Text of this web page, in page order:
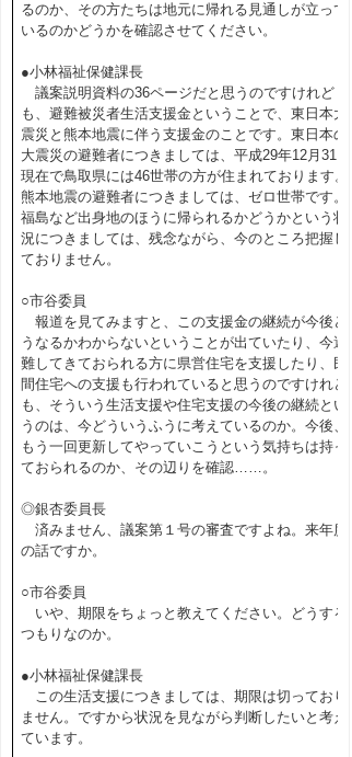
るのか、その方たちは地元に帰れる見通しが立って
いるのかどうかを確認させてください。
●小林福祉保健課長
議案説明資料の36ページだと思うのですけれど
も、避難被災者生活支援金ということで、東日本大
震災と熊本地震に伴う支援金のことです。東日本の
大震災の避難者につきましては、平成29年12月31日
現在で鳥取県には46世帯の方が住まれております。
熊本地震の避難者につきましては、ゼロ世帯です。
福島など出身地のほうに帰られるかどうかという状
況につきましては、残念ながら、今のところ把握し
ておりません。
○市谷委員
報道を見てみますと、この支援金の継続が今後ど
うなるかわからないということが出ていたり、今避
難してきておられる方に県営住宅を支援したり、民
間住宅への支援も行われていると思うのですけれど
も、そういう生活支援や住宅支援の今後の継続とい
うのは、今どういうふうに考えているのか。今後、
もう一回更新してやっていこうという気持ちは持っ
ておられるのか、その辺りを確認……。
◎銀杏委員長
済みません、議案第１号の審査ですよね。来年度
の話ですか。
○市谷委員
いや、期限をちょっと教えてください。どうする
つもりなのか。
●小林福祉保健課長
この生活支援につきましては、期限は切っており
ません。ですから状況を見ながら判断したいと考え
ています。